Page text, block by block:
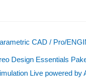
CAD / Pro/
Design Essentials
Live powered by